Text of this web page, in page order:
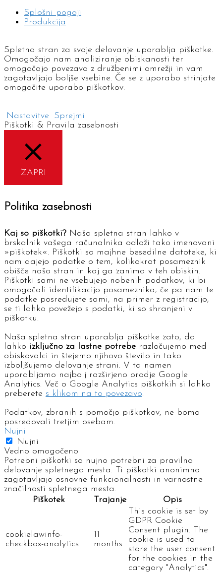
Splošni pogoji
Produkcija
Spletna stran za svoje delovanje uporablja piškotke.
Omogočajo nam analiziranje obiskanosti ter
omogočajo povezavo z družbenimi omrežji in vam
zagotavljajo boljše vsebine. Če se z uporabo strinjate
omogočite uporabo piškotkov.
Nastavitve
Sprejmi
Piškotki & Pravila zasebnosti
ZAPRI
Politika zasebnosti
Kaj so piškotki? Naša spletna stran lahko v
brskalnik vašega računalnika odloži tako imenovani
»piškotek«. Piškotki so majhne besedilne datoteke, ki
nam dajejo podatke o tem, kolikokrat posameznik
obišče našo stran in kaj ga zanima v teh obiskih.
Piškotki sami ne vsebujejo nobenih podatkov, ki bi
omogočali identifikacijo posameznika, če pa nam te
podatke posredujete sami, na primer z registracijo,
se ti lahko povežejo s podatki, ki so shranjeni v
piškotku.
Naša spletna stran uporablja piškotke zato, da
lahko izključno za lastne potrebe razločujemo med
obiskovalci in štejemo njihovo število in tako
izboljšujemo delovanje strani. V ta namen
uporabljamo najbolj razširjeno orodje Google
Analytics. Več o Google Analytics piškotkih si lahko
preberete s klikom na to povezavo.
Podatkov, zbranih s pomočjo piškotkov, ne bomo
posredovali tretjim osebam.
Nujni
Nujni
Vedno omogočeno
Potrebni piškotki so nujno potrebni za pravilno
delovanje spletnega mesta. Ti piškotki anonimno
zagotavljajo osnovne funkcionalnosti in varnostne
značilnosti spletnega mesta.
Piškotek
Trajanje Opis
cookielawinfo-
checkbox-analytics
11
months
This cookie is set by
GDPR Cookie
Consent plugin. The
cookie is used to
store the user consent
for the cookies in the
category "Analytics".